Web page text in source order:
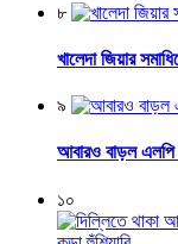
৮
খালেদা জিয়ার
৯
আবারও বাড়ল এলপি
১০